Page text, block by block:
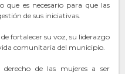
es necesario para que las
de sus iniciativas.
fortalecer su voz, su liderazgo
comunitaria del municipio.
de las mujeres a ser